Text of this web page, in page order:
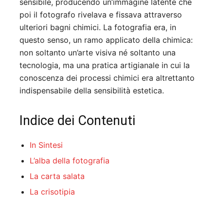
poi il fotografo rivelava e fissava attraverso
ulteriori bagni chimici. La fotografia era, in
questo senso, un ramo applicato della chimica:
non soltanto un’arte visiva né soltanto una
tecnologia, ma una pratica artigianale in cui la
conoscenza dei processi chimici era altrettanto
indispensabile della sensibilità estetica.
Indice dei Contenuti
In Sintesi
L’alba della fotografia
La carta salata
La crisotipia